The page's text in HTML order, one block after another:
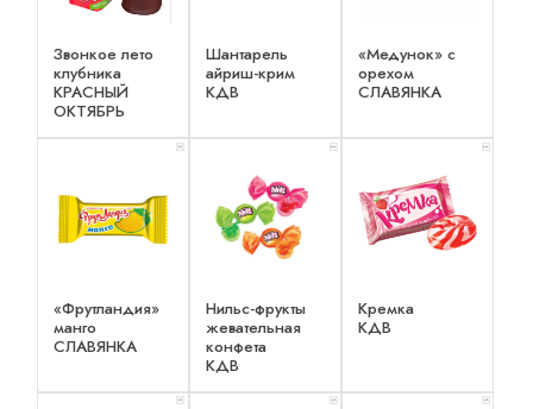
Звонкое лето
клубника
КРАСНЫЙ
ОКТЯБРЬ
Шантарель
айриш-крим
КДВ
«Медунок» с
орехом
СЛАВЯНКА
x 1
«Фрутландия»
манго
СЛАВЯНКА
Нильс-фрукты
жевательная
конфета
КДВ
Кремка
КДВ
x 1 x 1 x 1